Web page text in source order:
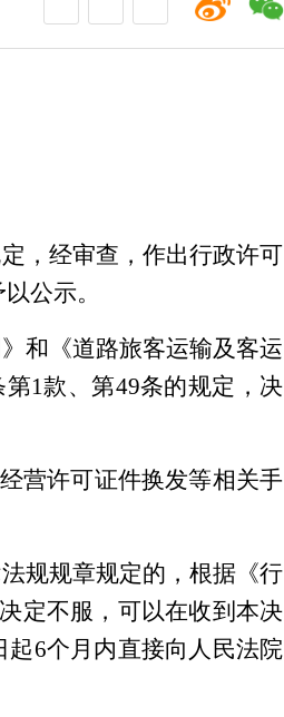
，经审查，作出行政许可
公示。
和《道路旅客运输及客运
1款、第49条的规定，决
营许可证件换发等相关手
规规章规定的，根据《行
定不服，可以在收到本决
6个月内直接向人民法院